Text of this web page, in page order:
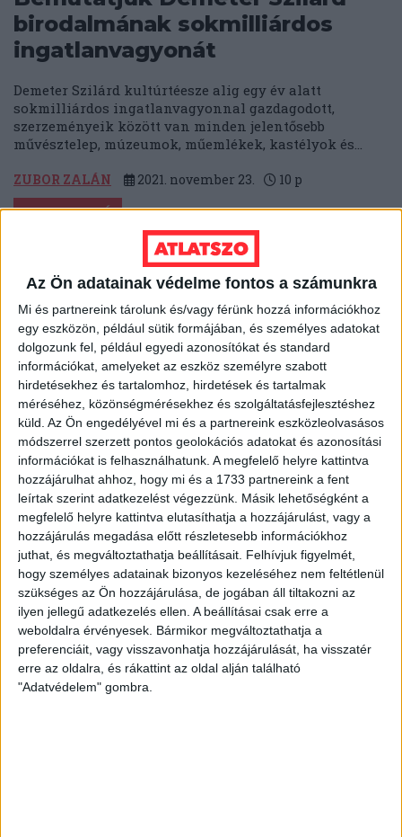
Az Ön adatainak védelme fontos a számunkra
Mi és partnereink tárolunk és/vagy férünk hozzá információkhoz
egy eszközön, például sütik formájában, és személyes adatokat
dolgozunk fel, például egyedi azonosítókat és standard
információkat, amelyeket az eszköz személyre szabott
hirdetésekhez és tartalomhoz, hirdetések és tartalmak
méréséhez, közönségmérésekhez és szolgáltatásfejlesztéshez
küld. Az Ön engedélyével mi és a partnereink eszközleolvasásos
módszerrel szerzett pontos geolokációs adatokat és azonosítási
információkat is felhasználhatunk. A megfelelő helyre kattintva
hozzájárulhat ahhoz, hogy mi és a 1733 partnereink a fent
leírtak szerint adatkezelést végezzünk. Másik lehetőségként a
megfelelő helyre kattintva elutasíthatja a hozzájárulást, vagy a
hozzájárulás megadása előtt részletesebb információkhoz
juthat, és megváltoztathatja beállításait. Felhívjuk figyelmét,
hogy személyes adatainak bizonyos kezeléséhez nem feltétlenül
szükséges az Ön hozzájárulása, de jogában áll tiltakozni az
ilyen jellegű adatkezelés ellen. A beállításai csak erre a
weboldalra érvényesek. Bármikor megváltoztathatja a
preferenciáit, vagy visszavonhatja hozzájárulását, ha visszatér
erre az oldalra, és rákattint az oldal alján található
"Adatvédelem" gombra.
birodalmának sokmilliárdos
ingatlanvagyonát
Demeter Szilárd kultúrtéesze alig egy év alatt
sokmilliárdos ingatlanvagyonnal gazdagodott,
szerzeményeik között van minden jelentősebb
művésztelep, múzeumok, műemlékek, kastélyok és...
ZUBOR ZALÁN 2021. november 23. 10 p
VELENCEI-TÓ
Így kerültek magánkézbe a
Velencei-tó part menti területei
- drónvideó
Tóth István polgármester regnálása alatt hatalmas
változásokon ment keresztül Gárdonyban a Velencei-
tó és a közvetlen part menti terület. Az elmúlt...
ÁTLÁTSZÓ 2021. október 21. 4p
LEGFRISSEBB